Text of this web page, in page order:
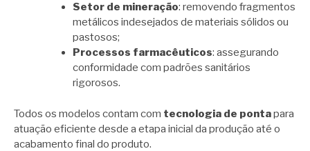
Setor de mineração: removendo fragmentos
metálicos indesejados de materiais sólidos ou
pastosos;
Processos farmacêuticos: assegurando
conformidade com padrões sanitários
rigorosos.
Todos os modelos contam com tecnologia de pontapara
atuação eficiente desde a etapa inicial da produção até o
acabamento final do produto.